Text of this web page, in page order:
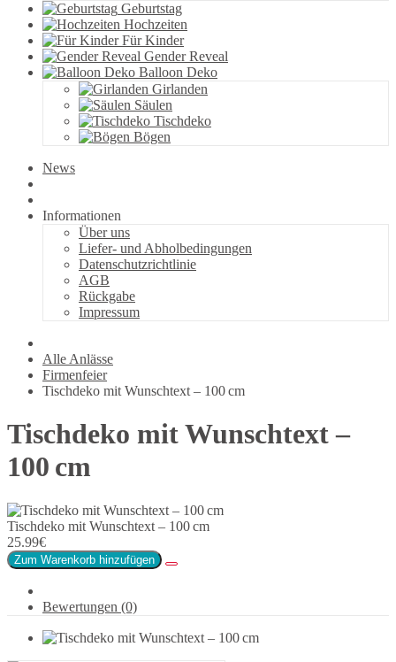
Geburtstag
Hochzeiten
Für Kinder
Gender Reveal
Balloon Deko
Girlanden
Säulen
Tischdeko
Bögen
News
Informationen
Über uns
Liefer- und Abholbedingungen
Datenschutzrichtlinie
AGB
Rückgabe
Impressum
Alle Anlässe
Firmenfeier
Tischdeko mit Wunschtext – 100 cm
Tischdeko mit Wunschtext –
100 cm
Tischdeko mit Wunschtext – 100 cm
25.99€
Zum Warenkorb hinzufügen
Bewertungen (0)